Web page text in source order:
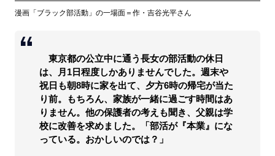
漫画「ブラック部活動」の一場面＝作・吉谷光平さん
東京都の公立中に通う長女の部活動の休日
は、月1日程度しかありませんでした。週末や
祝日も朝8時に家を出て、夕方6時の帰宅が当た
り前。もちろん、家族が一緒に過ごす時間はあ
りません。他の保護者の考えも聞き、父親は学
校に改善を求めました。「部活が『本業』にな
っている。おかしいのでは？」